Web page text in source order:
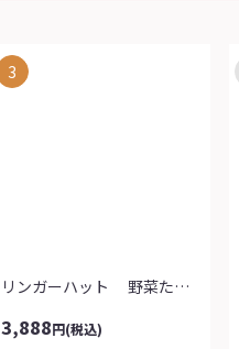
3
リンガーハット 野菜たっぷりちゃんぽ...
3,888円(税込)